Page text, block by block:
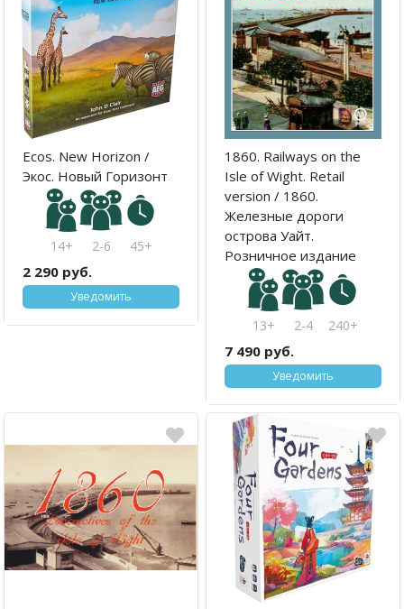
Ecos. New Horizon /
Экос. Новый Горизонт
14+ 2-6 45+
2 290 руб.
Уведомить
1860. Railways on the
Isle of Wight. Retail
version / 1860.
Железные дороги
острова Уайт.
Розничное издание
13+ 2-4 240+
7 490 руб.
Уведомить